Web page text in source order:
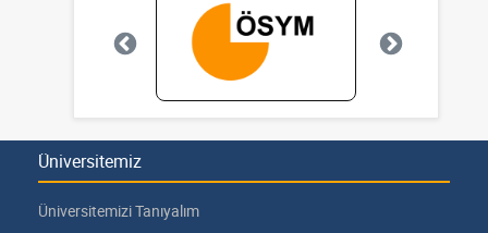
Üniversitemiz
Üniversitemizi Tanıyalım